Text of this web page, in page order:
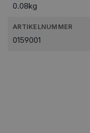
0.08kg
ARTIKELNUMMER
0159001